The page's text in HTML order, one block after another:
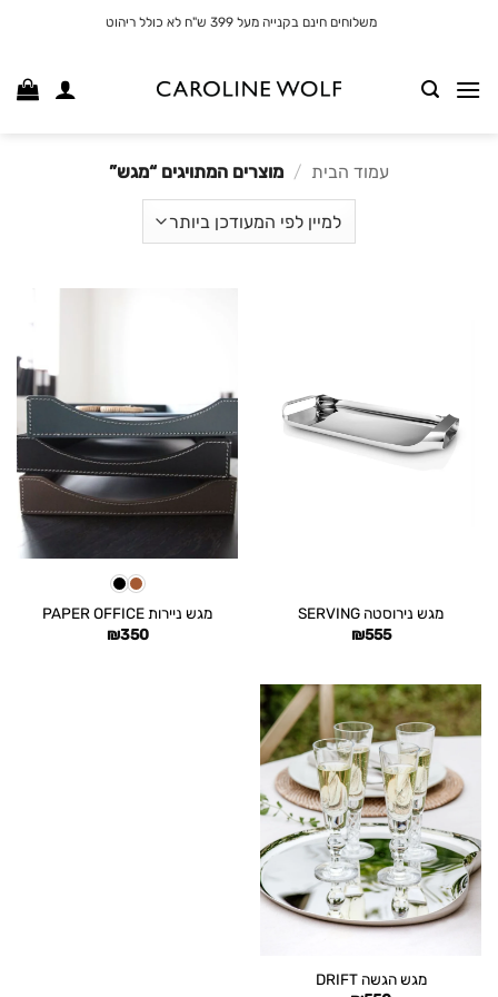
משלוחים חינם בקנייה מעל 399 ש"ח לא כולל ריהוט
עמוד הבית / מוצרים המתויגים “מגש”
מגש נירוסטה SERVING
₪555
מגש ניירות PAPER OFFICE
₪350
מגש הגשה DRIFT